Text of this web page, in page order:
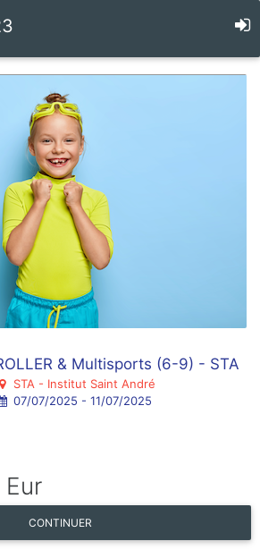
& Multisports (6-9) - STA
STA - Institut Saint André
07/07/2025 - 11/07/2025
Eur
CONTINUER